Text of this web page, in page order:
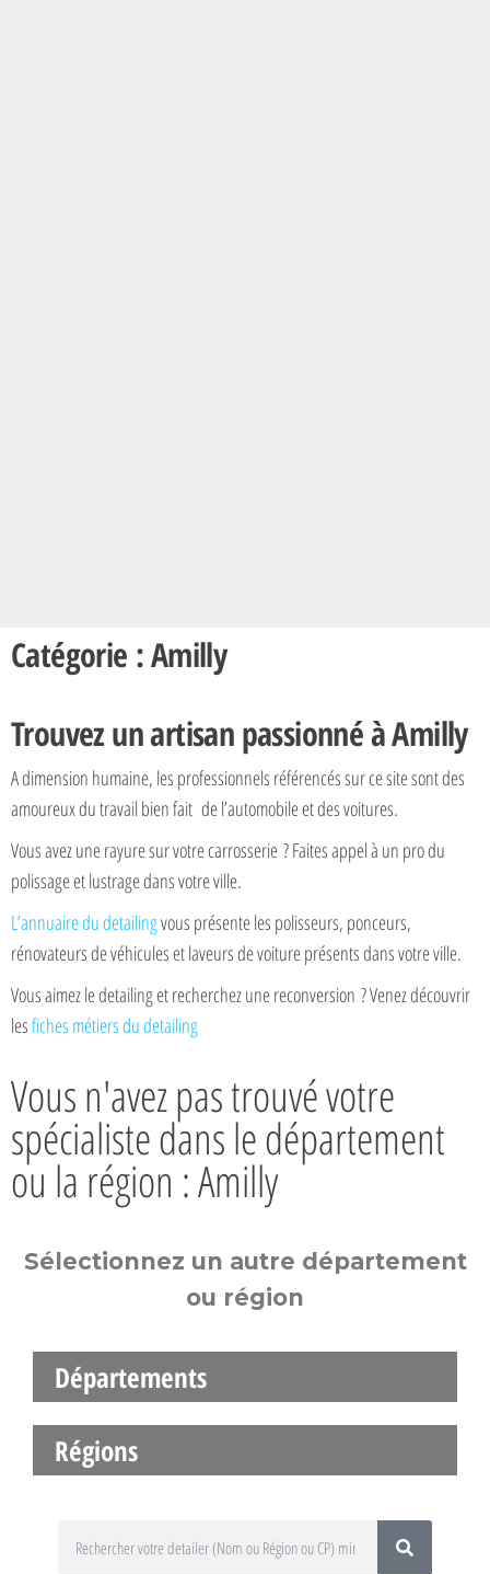
Catégorie : Amilly
Trouvez un artisan passionné à Amilly
A dimension humaine, les professionnels référencés sur ce site sont des
amoureux du travail bien fait de l’automobile et des voitures.
Vous avez une rayure sur votre carrosserie ? Faites appel à un pro du
polissage et lustrage dans votre ville.
L’annuaire du detailingvous présente les polisseurs, ponceurs,
rénovateurs de véhicules et laveurs de voiture présents dans votre ville.
Vous aimez le detailing et recherchez une reconversion ? Venez découvrir
lesfiches métiers du detailing
Vous n'avez pas trouvé votre
spécialiste dans le département
ou la région : Amilly
Sélectionnez un autre département
ou région
Départements
Régions